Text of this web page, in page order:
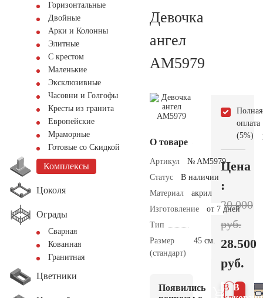
Горизонтальные
Двойные
Арки и Колонны
Элитные
С крестом
Маленькие
Эксклюзивные
Часовни и Голгофы
Кресты из гранита
Европейские
Мраморные
Готовые со Скидкой
Комплексы
Цоколя
Ограды
Сварная
Кованная
Гранитная
Цветники
Девочка
ангел
AM5979
О товаре
Артикул
№ AM5979
Статус
В наличии
Материал
акрил
Изготовление
от 7 дней
Тип
Размер
(стандарт)
45 см.
Появились
Полная
оплата
(5%)
Цена
:
30.000
руб.
28.500
руб.
В
В 1